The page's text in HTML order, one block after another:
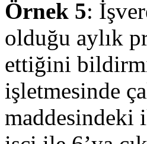
Örnek 5:
olduğu aylık
ettiğini
işletmesinde
maddesindeki